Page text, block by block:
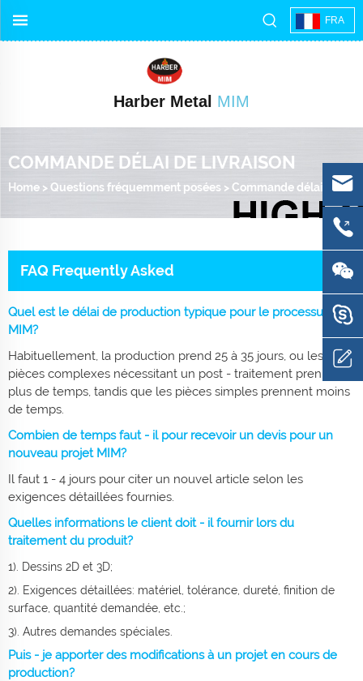
FRA
Harber Metal MIM
COMMANDE DÉLAI DE LIVRAISON
Home > Questions fréquemment posées >Commande délai de livraison
FAQ Frequently Asked
Quel est le délai de production typique pour le processus
MIM?
Habituellement, la production prend 25 à 35 jours, ou les
pièces complexes nécessitant un post - traitement prennent
plus de temps, tandis que les pièces simples prennent moins
de temps.
Combien de temps faut - il pour recevoir un devis pour un
nouveau projet MIM?
Il faut 1 - 4 jours pour citer un nouvel article selon les
exigences détaillées fournies.
Quelles informations le client doit - il fournir lors du
traitement du produit?
1). Dessins 2D et 3D;
2). Exigences détaillées: matériel, tolérance, dureté, finition de
surface, quantité demandée, etc.;
3). Autres demandes spéciales.
Puis - je apporter des modifications à un projet en cours de
production?